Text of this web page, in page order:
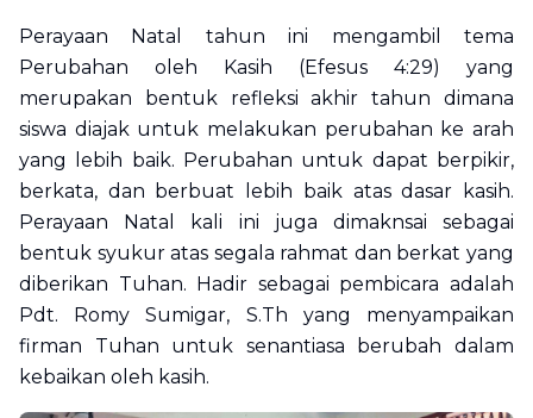
Perayaan Natal tahun ini mengambil tema
Perubahan oleh Kasih (Efesus 4:29) yang
merupakan bentuk refleksi akhir tahun dimana
siswa diajak untuk melakukan perubahan ke arah
yang lebih baik. Perubahan untuk dapat berpikir,
berkata, dan berbuat lebih baik atas dasar kasih.
Perayaan Natal kali ini juga dimaknsai sebagai
bentuk syukur atas segala rahmat dan berkat yang
diberikan Tuhan. Hadir sebagai pembicara adalah
Pdt. Romy Sumigar, S.Th yang menyampaikan
firman Tuhan untuk senantiasa berubah dalam
kebaikan oleh kasih.